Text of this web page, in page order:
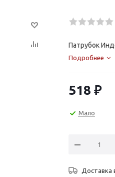
Патрубок
Подробнее
518 ₽
Мало
Доставка